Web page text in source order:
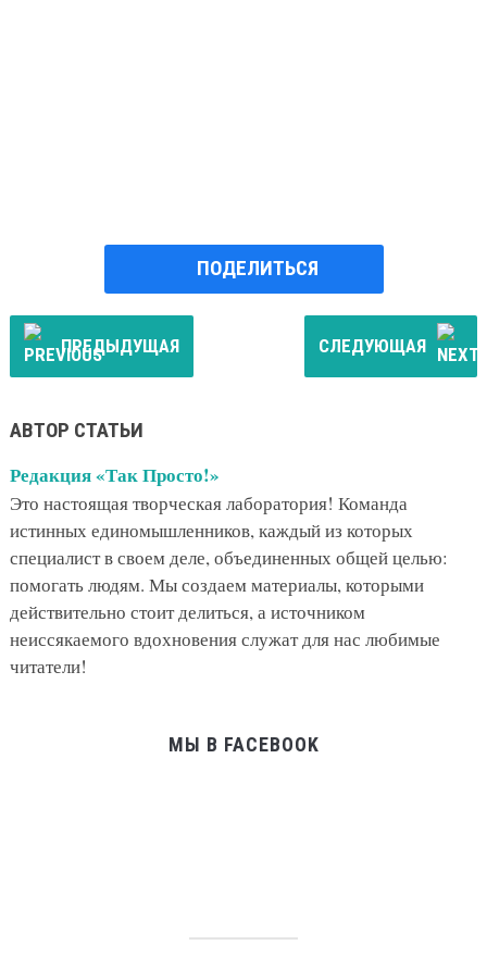
ПОДЕЛИТЬСЯ
ПРЕДЫДУЩАЯ СЛЕДУЮЩАЯ
АВТОР СТАТЬИ
Редакция «Так Просто!»
Это настоящая творческая лаборатория! Команда
истинных единомышленников, каждый из которых
специалист в своем деле, объединенных общей целью:
помогать людям. Мы создаем материалы, которыми
действительно стоит делиться, а источником
неиссякаемого вдохновения служат для нас любимые
читатели!
МЫ В FACEBOOK